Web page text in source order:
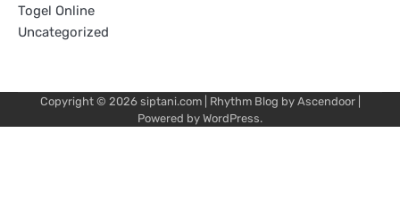
Togel Online
Uncategorized
Copyright © 2026 siptani.com| Rhythm Blog by Ascendoor|
Powered by WordPress.